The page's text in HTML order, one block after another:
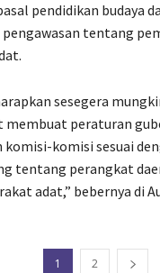
pendidikan budaya
pengawasan tentang
sesegera
membuat peraturan
komisi sesuai
tentang perangkat
adat,” bebernya di
1 2